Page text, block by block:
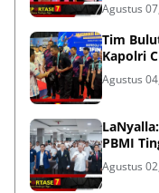
Agustus
Tim
Kapolri
Agustus
PBMI
Agustus